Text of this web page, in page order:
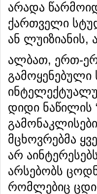
არადა
ქართველი
ან ლუიზიანის,
ალბათ, ერთ-
დიდი ნაწილის
მცხოვრებმა
არ
არსებობს
რომლებიც